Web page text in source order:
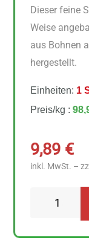
Dieser feine
Weise
aus Bohnen
hergestellt.
Einheiten: 1
Preis/kg :
9,89 €
inkl. MwSt. –